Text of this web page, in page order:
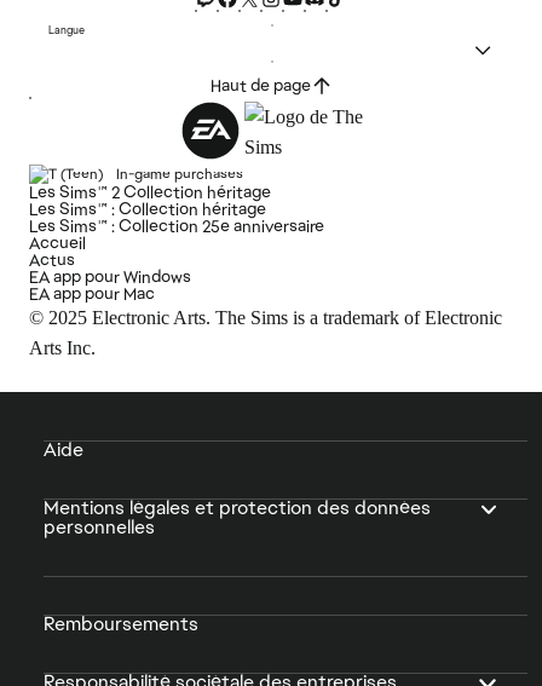
Langue
Haut de page
In-game purchases
Les Sims™ 2 Collection héritage
Les Sims™ : Collection héritage
Les Sims™ : Collection 25e anniversaire
Accueil
Actus
EA app pour Windows
EA app pour Mac
© 2025 Electronic Arts. The Sims is a trademark of Electronic
Arts Inc.
Aide
Mentions légales et protection des données
personnelles
Remboursements